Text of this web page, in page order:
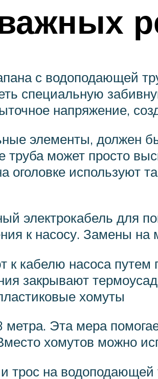
с водоподающей
специальную
напряжение,
элементы, должен
труба может просто
используют
электрокабель для
к насосу. Замены
кабелю насоса
закрывают
хомуты
Эта мера
хомутов можно
трос на